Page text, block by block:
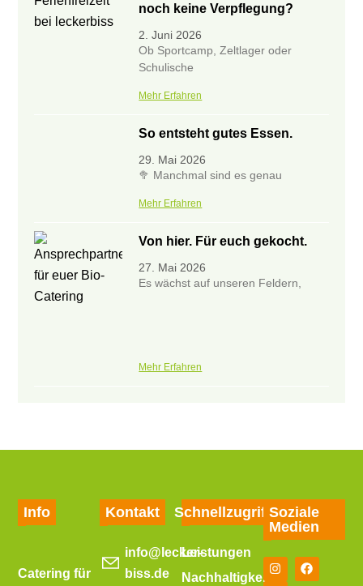
noch keine Verpflegung?
2. Juni 2026
Ob Sportcamp, Zeltlager oder
Schulische
Mehr Erfahren
So entsteht gutes Essen.
29. Mai 2026
🥦 Manchmal sind es genau
Mehr Erfahren
Von hier. Für euch gekocht.
27. Mai 2026
Es wächst auf unseren Feldern,
Mehr Erfahren
Info
Catering für
Kontakt
info@lecker-
biss.de
Schnellzugriff
Leistungen
Nachhaltigkeit
Soziale
Medien